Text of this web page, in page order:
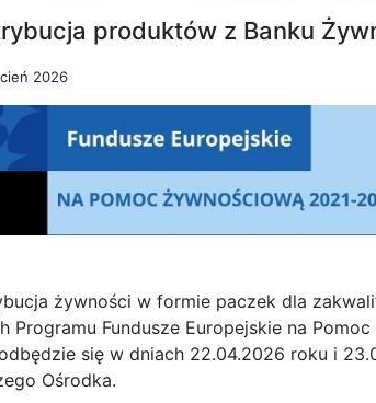
produktów z Banku
2026
żywności w formie paczek dla
Programu Fundusze Europejskie na
się w dniach 22.04.2026 roku i
Ośrodka.